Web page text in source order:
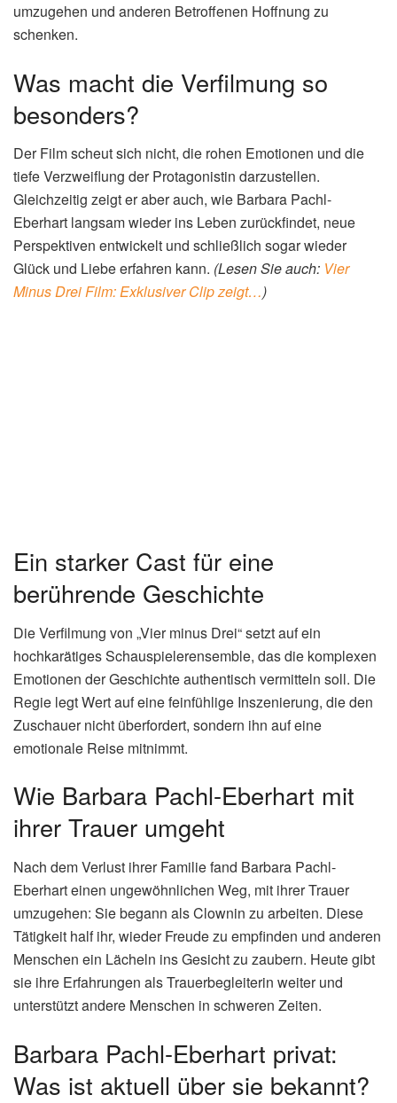
umzugehen und anderen Betroffenen Hoffnung zu
schenken.
Was macht die Verfilmung so
besonders?
Der Film scheut sich nicht, die rohen Emotionen und die
tiefe Verzweiflung der Protagonistin darzustellen.
Gleichzeitig zeigt er aber auch, wie Barbara Pachl-
Eberhart langsam wieder ins Leben zurückfindet, neue
Perspektiven entwickelt und schließlich sogar wieder
Glück und Liebe erfahren kann. (Lesen Sie auch: Vier
Minus Drei Film: Exklusiver Clip zeigt…)
Ein starker Cast für eine
berührende Geschichte
Die Verfilmung von „Vier minus Drei“ setzt auf ein
hochkarätiges Schauspielerensemble, das die komplexen
Emotionen der Geschichte authentisch vermitteln soll. Die
Regie legt Wert auf eine feinfühlige Inszenierung, die den
Zuschauer nicht überfordert, sondern ihn auf eine
emotionale Reise mitnimmt.
Wie Barbara Pachl-Eberhart mit
ihrer Trauer umgeht
Nach dem Verlust ihrer Familie fand Barbara Pachl-
Eberhart einen ungewöhnlichen Weg, mit ihrer Trauer
umzugehen: Sie begann als Clownin zu arbeiten. Diese
Tätigkeit half ihr, wieder Freude zu empfinden und anderen
Menschen ein Lächeln ins Gesicht zu zaubern. Heute gibt
sie ihre Erfahrungen als Trauerbegleiterin weiter und
unterstützt andere Menschen in schweren Zeiten.
Barbara Pachl-Eberhart privat:
Was ist aktuell über sie bekannt?